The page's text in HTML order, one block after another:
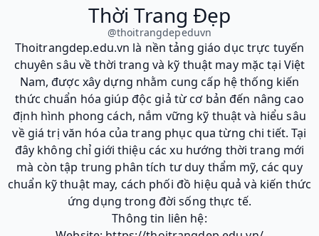
Thời Trang Đẹp
@thoitrangdepeduvn
Thoitrangdep.edu.vn là nền tảng giáo dục trực tuyến
chuyên sâu về thời trang và kỹ thuật may mặc tại Việt
Nam, được xây dựng nhằm cung cấp hệ thống kiến
thức chuẩn hóa giúp độc giả từ cơ bản đến nâng cao
định hình phong cách, nắm vững kỹ thuật và hiểu sâu
về giá trị văn hóa của trang phục qua từng chi tiết. Tại
đây không chỉ giới thiệu các xu hướng thời trang mới
mà còn tập trung phân tích tư duy thẩm mỹ, các quy
chuẩn kỹ thuật may, cách phối đồ hiệu quả và kiến thức
ứng dụng trong đời sống thực tế.
Thông tin liên hệ: